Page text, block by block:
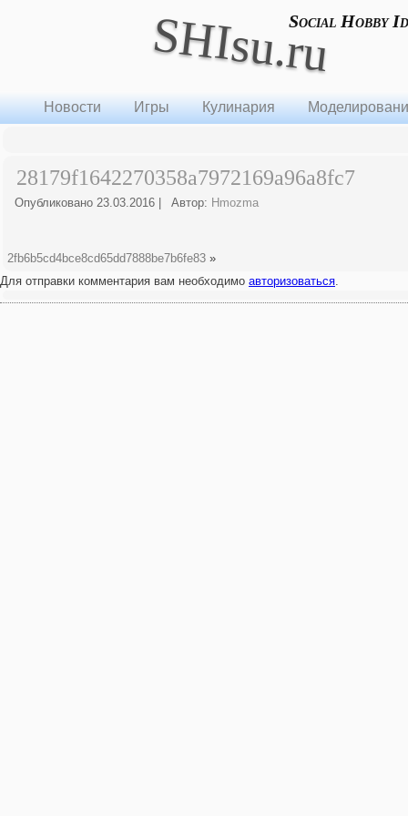
SHIsu.ruSocial Hobby
Новости Игры Кулинария
28179f1642270358a7972169a96a8fc7
Опубликовано 23.03.2016 Автор: Hmozma
2fb6b5cd4bce8cd65dd7888be7b6fe83 »
Для отправки комментария вам необходимо авторизоваться.